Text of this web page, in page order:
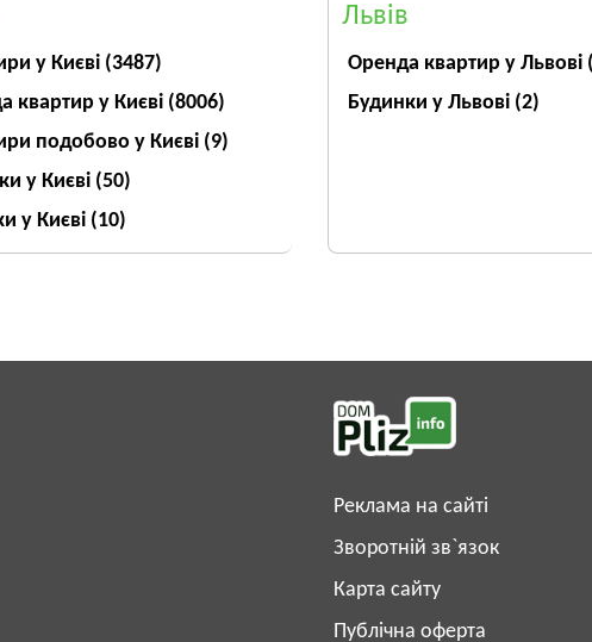
у Києві (3487)
квартир у Києві (8006)
подобово у Києві (9)
у Києві (50)
у Києві (10)
Львів
Оренда квартир у Львові
Будинки у Львові (2)
Реклама на сайті
Зворотній зв`язок
Карта сайту
Публічна оферта